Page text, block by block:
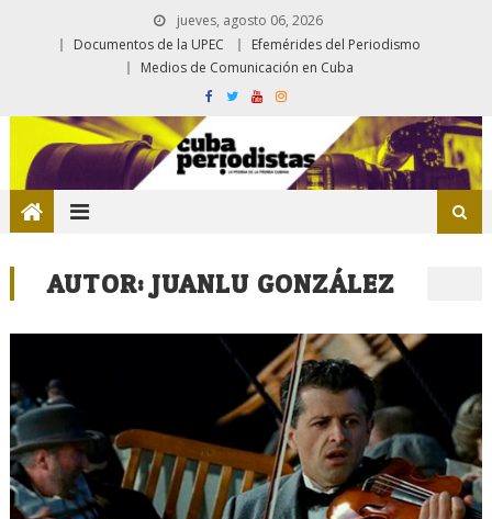
jueves, agosto 06, 2026
Documentos de la UPEC
Efemérides del Periodismo
Medios de Comunicación en Cuba
AUTOR:JUANLU GONZÁLEZ